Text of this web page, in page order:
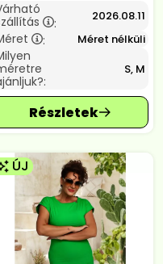
: 2026.08.11
: Méret nélküli
S, M
ÚJ